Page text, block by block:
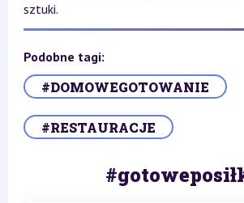
sztuki.
Podobne tagi:
#DOMOWEGOTOWANIE
#RESTAURACJE